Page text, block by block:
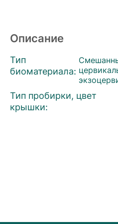
Описание
Тип
биоматериала:
Тип пробирки, цвет
крышки: